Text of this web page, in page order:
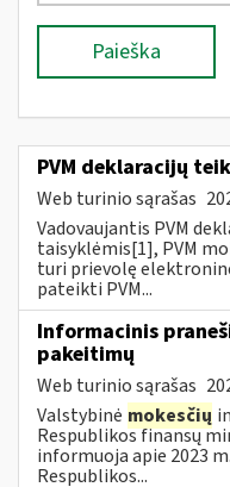
Paieška
PVM deklaracijų
Web turinio sąrašas
Vadovaujantis PVM
taisyklėmis[1], PVM
turi prievolę
pateikti PVM...
Informacinis
pakeitimų
Web turinio sąrašas
Valstybinė mokesčių
Respublikos finansų
informuoja apie 2023
Respublikos...